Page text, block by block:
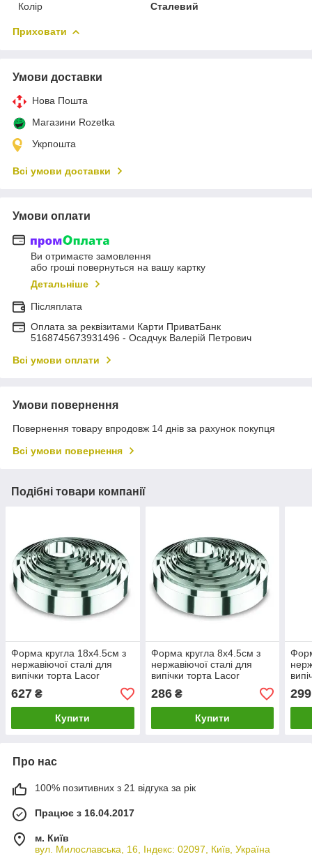
Колір
Сталевий
Приховати
Умови доставки
Нова Пошта
Магазини Rozetka
Укрпошта
Всі умови доставки
Умови оплати
Ви отримаєте замовлення
або гроші повернуться на вашу картку
Детальніше
Післяплата
Оплата за реквізитами Карти ПриватБанк
5168745673931496 - Осадчук Валерій Петрович
Всі умови оплати
Умови повернення
Повернення товару впродовж 14 днів за рахунок покупця
Всі умови повернення
Подібні товари компанії
Форма кругла 18х4.5см з
нержавіючої сталі для
випічки торта Lacor
627 ₴
Купити
Форма кругла 8х4.5см з
нержавіючої сталі для
випічки торта Lacor
286₴
Купити
299
Про нас
100% позитивних з 21 відгука за рік
Працює з 16.04.2017
м. Київ
вул. Милославська, 16, Індекс: 02097, Київ, Україна